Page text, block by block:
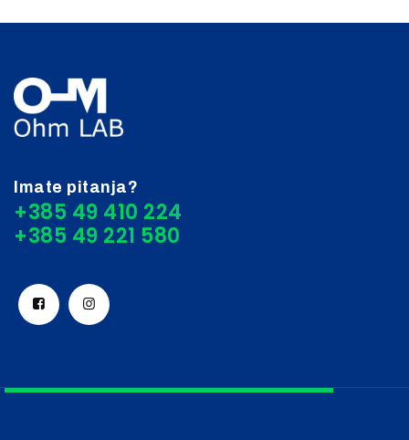
Imate pitanja?
+385 49 410 224